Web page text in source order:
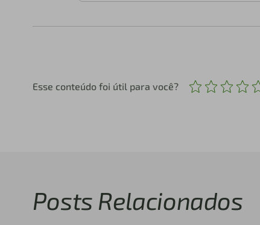
Esse conteúdo foi útil para você?
Posts Relacionados